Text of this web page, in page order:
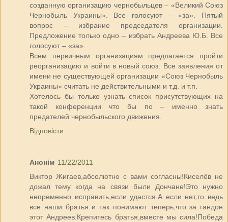
созданную организацию чернобыльцев – «Великий Союз
Чернобыль Украины». Все голосуют – «за». Пятый
вопрос – избрание председателя организации.
Предложение только одно – избрать Андреева Ю.Б. Все
голосуют – «за».
Всем первичным организациям предлагается пройти
реорганизацию и войти в новый союз. Все заявления от
имени не существующей организации «Союз Чернобыль
Украины» считать не действительными и т.д. и т.п.
Хотелось бы только узнать список присутствующих на
такой конференции что бы по – именно знать
предателей чернобыльского движения.
Відповісти
Анонім 11/22/2011
Виктор Жигаев,абсолютно с вами согласны!Киселёв не
дожал тему когда на связи были Дончане!Это нужно
непременно исправить,если удастся.А если нет,то ведь
все наши братья и так понимают теперь,что за гандон
этот Андреев.Крепитесь братья,вместе мы сила!Победа